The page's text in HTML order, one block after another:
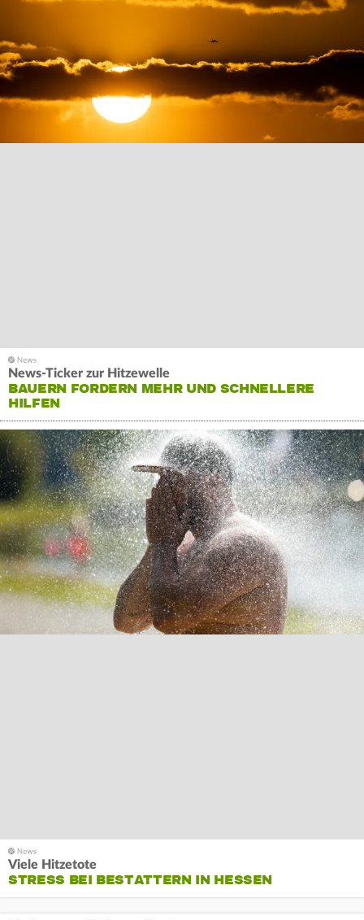
News-Ticker zur Hitzewelle
BAUERN FORDERN MEHR UND SCHNELLERE
HILFEN
Viele Hitzetote
STRESS BEI BESTATTERN IN HESSEN